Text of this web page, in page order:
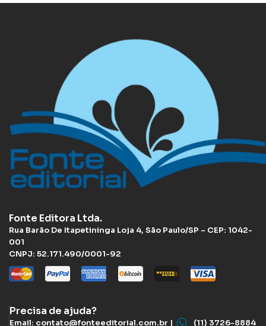
Fonte Editora Ltda.
Rua Barão De Itapetininga Loja 4, São Paulo/SP – CEP: 1042-
001
CNPJ: 52.171.490/0001-92
Precisa de ajuda?
Email: contato@fonteeditorial.com.br | (11) 3726-8884